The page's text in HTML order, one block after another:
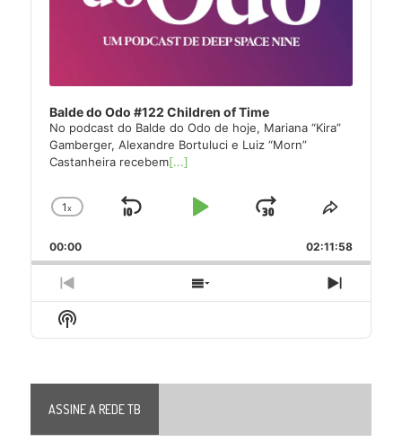
Balde do Odo #122 Children of Time
No podcast do Balde do Odo de hoje, Mariana “Kira”
Gamberger, Alexandre Bortuluci e Luiz “Morn”
Castanheira recebem[...]
Change
Rate
1x
Skip
Play
Jump
Forward
Share
Episode
00:00 02:11:58
Previous
Episode
Show
Episodes
Next
Episode
Show
Podcast
ASSINE A REDE TB